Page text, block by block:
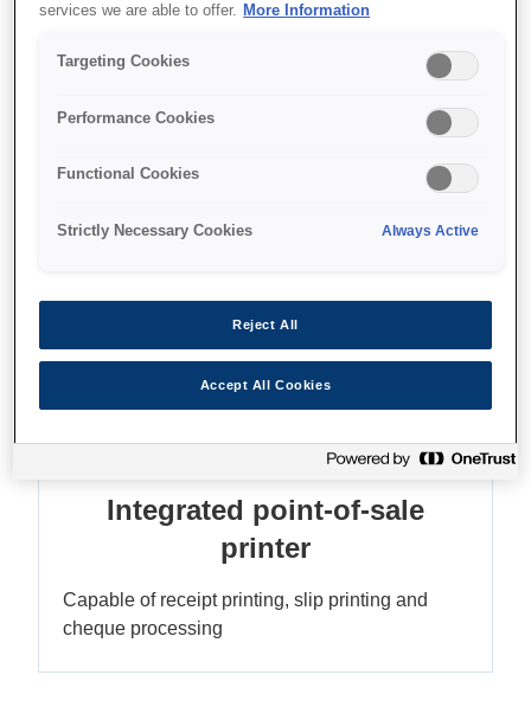
Kağıt ve enerjiden tasarruf edin
Find support
Özellikler
Integrated point-of-sale
printer
Capable of receipt printing, slip printing and
cheque processing
services we are able to offer. More Information
Targeting Cookies
Performance Cookies
Functional Cookies
Strictly Necessary Cookies Always Active
Reject All
Accept All Cookies